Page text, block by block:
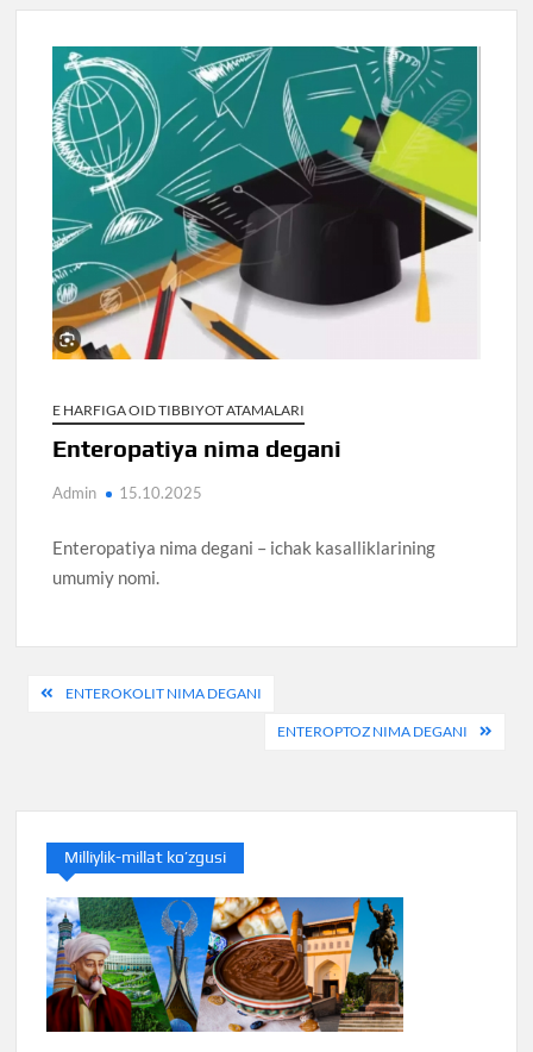
E HARFIGA OID TIBBIYOT ATAMALARI
Enteropatiya nima degani
Admin 15.10.2025
Enteropatiya nima degani – ichak kasalliklarining
umumiy nomi.
PostENTEROKOLIT NIMA DEGANI
ENTEROPTOZ NIMA DEGANI
Milliylik-millat ko’zgusi